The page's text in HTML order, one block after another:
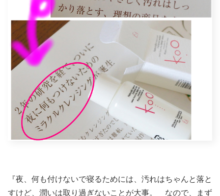
『夜、何も付けないで寝るためには、汚れはちゃんと落と
すけど、潤いは取り過ぎないことが大事。 なので、まず